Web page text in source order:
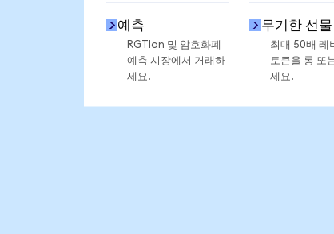
예측
RGTIon 및 암호화폐
예측 시장에서 거래하
세요.
무기한 선물
최대 50배 레
토큰을 롱 또
세요.